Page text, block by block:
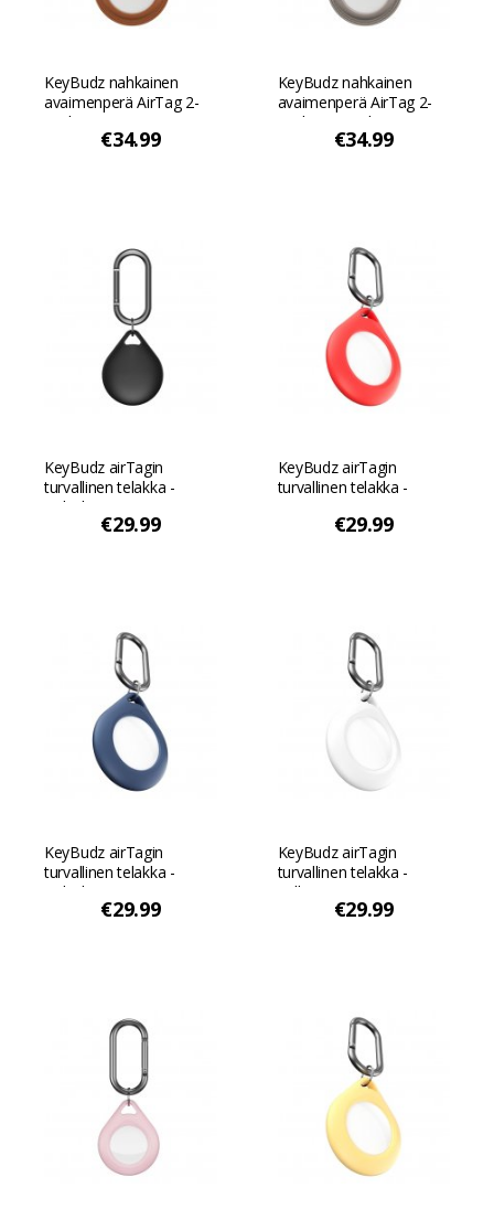
KeyBudz nahkainen
avaimenperä AirTag 2-
packiin - Tan
€34.99
KeyBudz nahkainen
avaimenperä AirTag 2-
packiin - Sand Beige
€34.99
KeyBudz airTagin
turvallinen telakka -
Koboltinmusta
€29.99
KeyBudz airTagin
turvallinen telakka -
€29.99
KeyBudz airTagin
turvallinen telakka -
Koboltin sininen
€29.99
KeyBudz airTagin
turvallinen telakka -
Valkoinen
€29.99